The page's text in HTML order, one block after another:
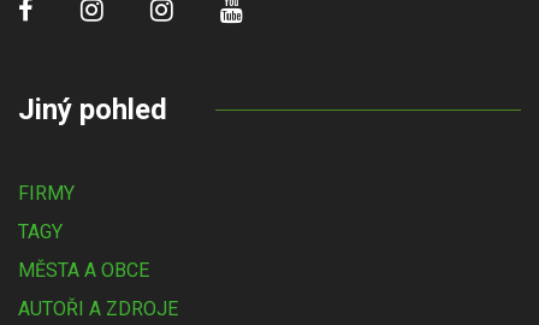
Jiný pohled
FIRMY
TAGY
MĚSTA A OBCE
AUTOŘI A ZDROJE